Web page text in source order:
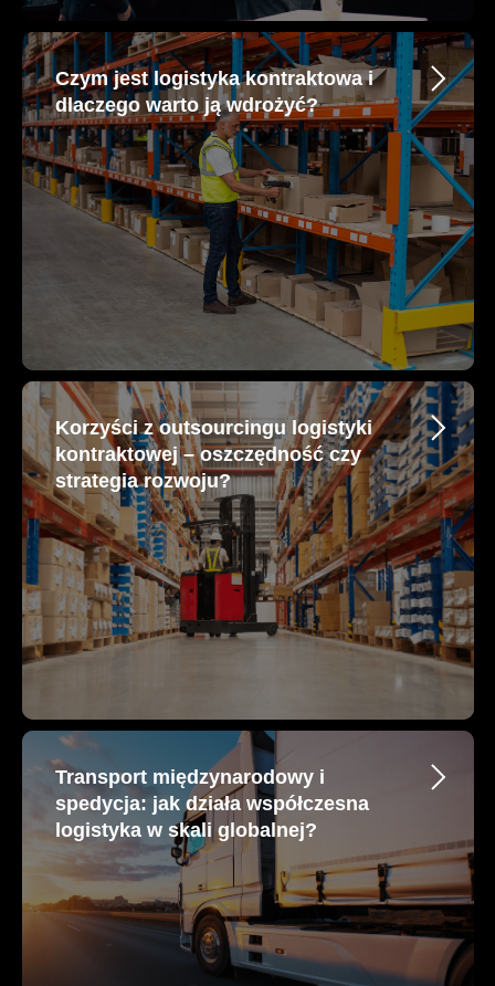
Czym jest logistyka kontraktowa i
dlaczego warto ją wdrożyć?
Korzyści z outsourcingu logistyki
kontraktowej – oszczędność czy
strategia rozwoju?
Transport międzynarodowy i
spedycja: jak działa współczesna
logistyka w skali globalnej?